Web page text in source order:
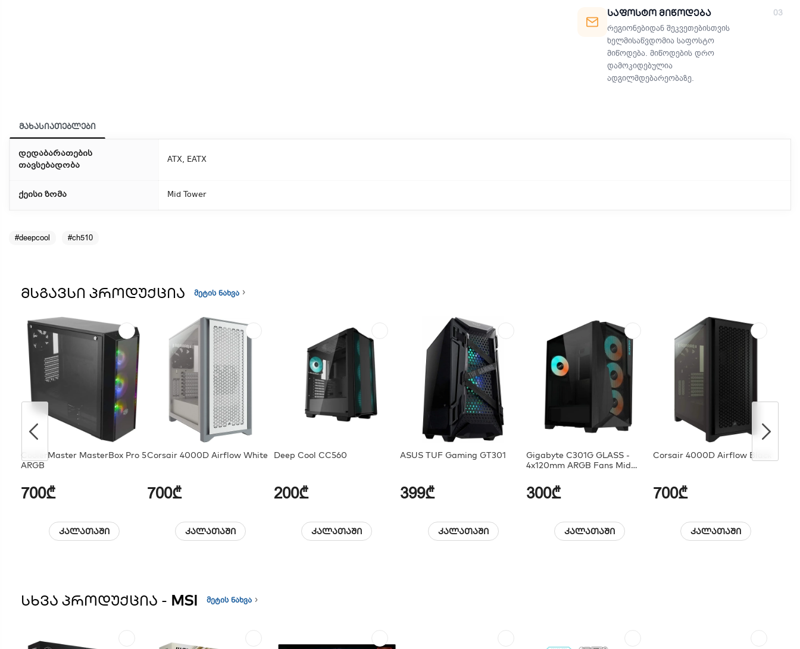
03
Საფოსტო Მიწოდება
რეგიონებიდან შეკვეთებისთვის
ხელმისაწვდომია საფოსტო
მიწოდება. მიწოდების დრო
დამოკიდებულია
ადგილმდებარეობაზე.
მახასიათებლები
დედაბარათების
თავსებადობა
ATX, EATX
ქეისი ზომა Mid Tower
#deepcool #ch510
ᲛᲡᲒᲐᲕᲡᲘ ᲞᲠᲝᲓᲣᲥᲪᲘᲐ მეტის ნახვა
CoolerMaster MasterBox Pro 5
ARGB
700₾
კალათაში
Corsair 4000D Airflow White
700₾
კალათაში
Deep Cool CC560
200₾
კალათაში
ASUS TUF Gaming GT301
399₾
კალათაში
Gigabyte C301G GLASS -
4x120mm ARGB Fans Mid
300₾
კალათაში
Corsair 4000D Airflow Black
700₾
კალათაში
ᲡᲮᲕᲐ ᲞᲠᲝᲓᲣᲥᲪᲘᲐ - MSI მეტის ნახვა